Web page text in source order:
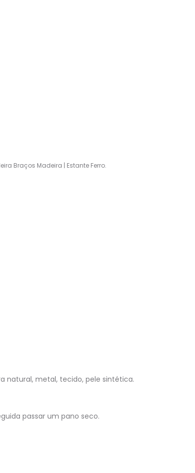
Braços Madeira | Estante Ferro.
natural, metal, tecido, pele sintética.
passar um pano seco.